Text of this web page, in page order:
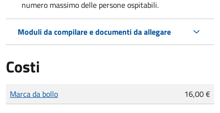
numero massimo delle persone ospitabili.
Moduli da compilare e documenti da allegare
Costi
Tipo di pagamento
Importo
Marca da bollo 16,00 €